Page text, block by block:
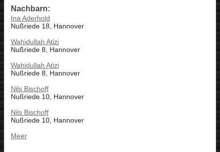
Nachbarn:
Ina Aderhold
Nußriede 18, Hannover
Wahidullah Atizi
Nußriede 8, Hannover
Wahidullah Atizi
Nußriede 8, Hannover
Nils Bischoff
Nußriede 10, Hannover
Nils Bischoff
Nußriede 10, Hannover
Meer